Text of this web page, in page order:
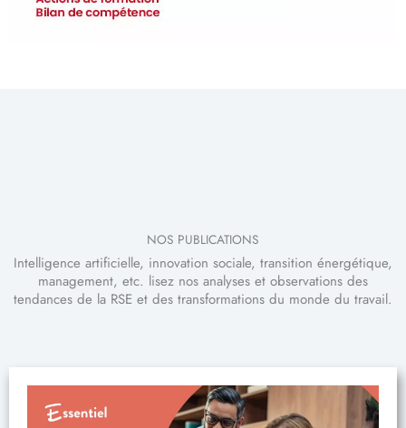
NOS PUBLICATIONS
Intelligence artificielle, innovation sociale, transition énergétique,
management, etc. lisez nos analyses et observations des
tendances de la RSE et des transformations du monde du travail.